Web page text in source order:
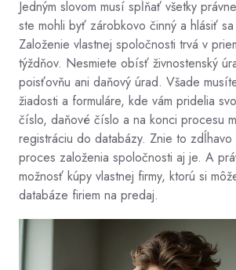
Jedným slovom musí spĺňať všetky
ste mohli byť zárobkovo činný a hlásiť
Založenie vlastnej spoločnosti trvá v
týždňov. Nesmiete obísť živnostenský
poisťovňu ani daňový úrad. Všade
žiadosti a formuláre, kde vám pridelia
číslo, daňové číslo a na konci procesu
registráciu do databázy. Znie to
proces založenia spoločnosti aj je. A
možnosť kúpy vlastnej firmy, ktorú si
databáze firiem na predaj.